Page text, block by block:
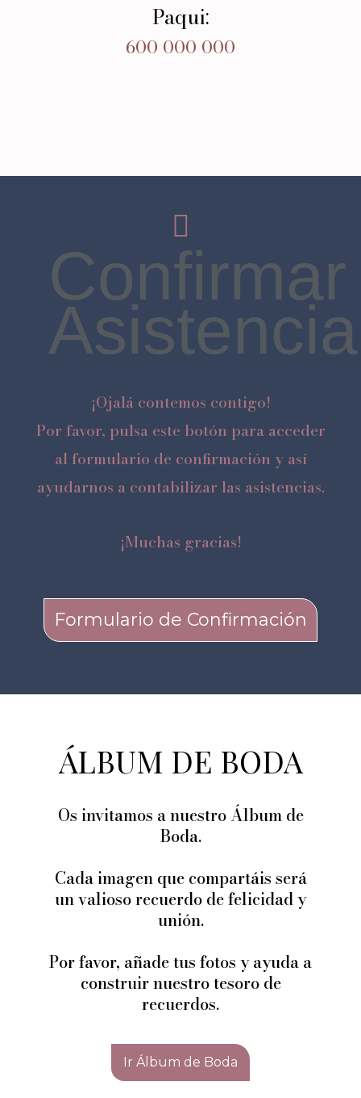
Paqui:
600 000 000
Confirmar
Asistencia
¡Ojalá contemos contigo!
Por favor, pulsa este botón para acceder
al formulario de confirmación y así
ayudarnos a contabilizar las asistencias.
¡Muchas gracias!
Formulario de Confirmación
ÁLBUM DE BODA
Os invitamos a nuestro Álbum de
Boda.
Cada imagen que compartáis será
un valioso recuerdo de felicidad y
unión.
Por favor, añade tus fotos y ayuda a
construir nuestro tesoro de
recuerdos.
Ir Álbum de Boda